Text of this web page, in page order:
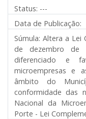
Status: ---
Data de Publicação:
Súmula: Altera a Lei
de dezembro de
diferenciado e
microempresas e
âmbito do
conformidade das
Nacional da
Porte - Lei